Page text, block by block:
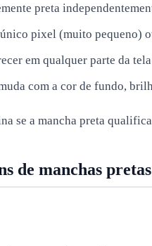
preta
único pixel (muito pequeno)
em qualquer parte da tela
com a cor de fundo,
se a mancha preta
de manchas